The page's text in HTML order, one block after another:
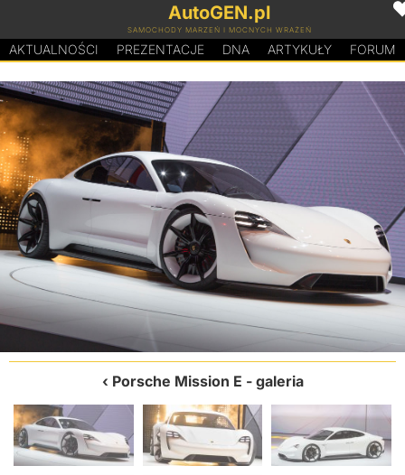
AutoGEN.pl
SAMOCHODY MARZEŃ I MOCNYCH WRAŻEŃ
AKTUALNOŚCI PREZENTACJE DNA ARTYKUŁY FORUM
Porsche Mission E - galeria